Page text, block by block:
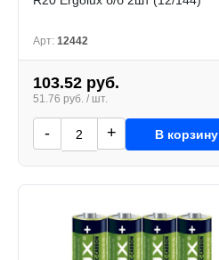
Арт: 12442
103.52 руб.
51.76 руб. / шт.
- + В корзину